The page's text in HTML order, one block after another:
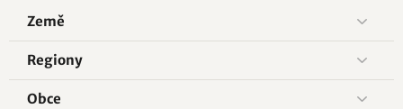
Země
Regiony
Obce